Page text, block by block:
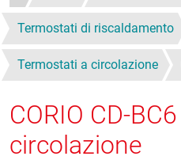
Termostati di riscaldamento
Termostati a circolazione
CORIO CD-BC6
circolazione